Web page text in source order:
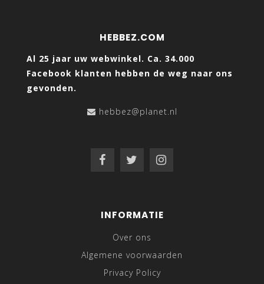
HEBBEZ.COM
Al 25 jaar uw webwinkel. Ca. 34.000
Facebook klanten hebben de weg naar ons
gevonden.
hebbez@planet.nl
INFORMATIE
Over ons
Algemene voorwaarden
Privacy Policy